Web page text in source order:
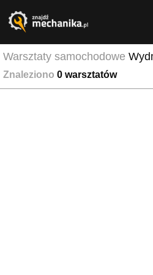
Warsztaty samochodowe
Znaleziono 0 warsztatów